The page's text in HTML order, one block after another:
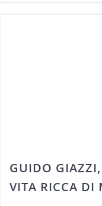
GUIDO
VITA RICCA DI